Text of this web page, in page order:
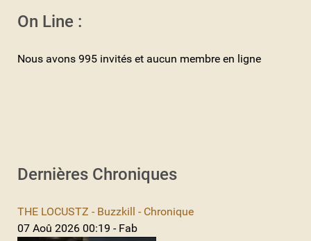
On Line :
Nous avons 995 invités et aucun membre en ligne
Dernières Chroniques
THE LOCUSTZ - Buzzkill - Chronique
07 Aoû 2026 00:19 - Fab